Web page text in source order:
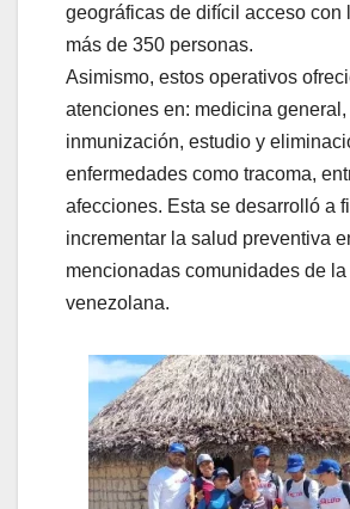
geográficas de difícil acceso con
más de 350 personas.
Asimismo, estos operativos
atenciones en: medicina general,
inmunización, estudio y
enfermedades como tracoma,
afecciones. Esta se desarrolló a
incrementar la salud preventiva
mencionadas comunidades de
venezolana.